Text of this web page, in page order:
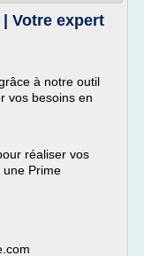
Votre expert
à notre outil
vos besoins en
réaliser vos
Prime